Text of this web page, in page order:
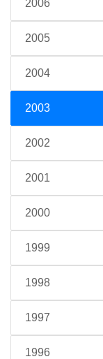
2006
2005
2004
2003
2002
2001
2000
1999
1998
1997
1996